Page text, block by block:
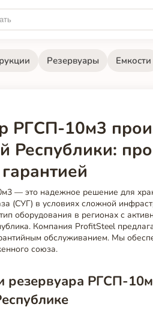
Резервуары Емкости
РГСП-10м3
Республики:
— это надежное решение для
(СУГ) в условиях сложной
оборудования в регионах с
Компания ProfitSteel
обслуживанием. Мы
союза.
резервуара РГСП-